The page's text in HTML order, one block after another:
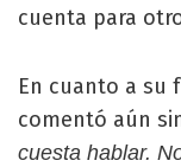
cuenta para
En cuanto a su
comentó aún
cuesta hablar.